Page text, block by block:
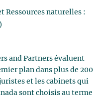
Ressources naturelles :
and Partners évaluent
plan dans plus de 200
et les cabinets qui
sont choisis au terme